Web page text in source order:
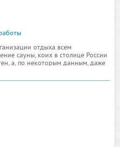
отдыха всем
сауны, коих в столице России
а, по некоторым данным, даже